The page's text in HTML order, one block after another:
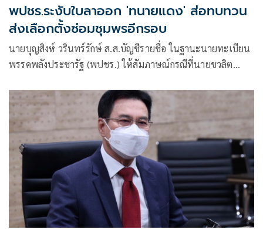
พปชร.ระงับใบลาออก 'ทนายแดง' ส่อทบทวน
ส่งเลือกตั้งซ่อมชุมพรอีกรอบ
นายบุญสิงห์ วรินทร์รักษ์ ส.ส.บัญชีรายชื่อ ในฐานะนายทะเบียน
พรรคพลังประชารัฐ (พปชร.) ให้สัมภาษณ์กรณีที่นายชวลิต